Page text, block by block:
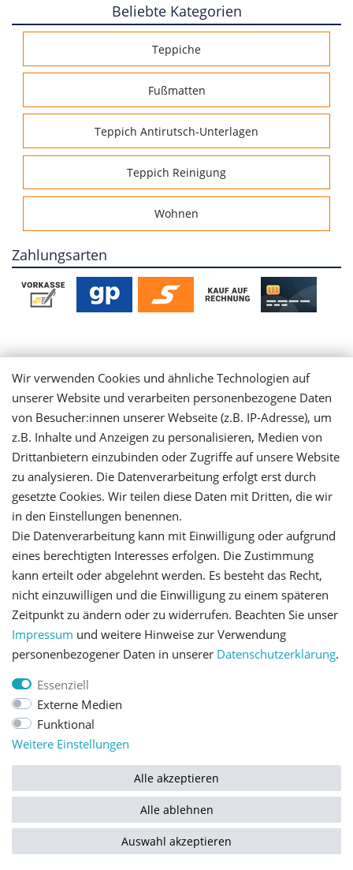
Beliebte Kategorien
Teppiche
Fußmatten
Teppich Antirutsch-Unterlagen
Teppich Reinigung
Wohnen
Zahlungsarten
Mein Konto
Login
Registrieren
Versandinformationen
Let's stay connected
Impressum Daten­schutz­erklärung AGB
Barrierefreiheitserklärung
Vertrag widerrufen Kontakt
© Copyright 2026 | Alle Rechte vorbehalten.
Wir verwenden Cookies und ähnliche Technologien auf
unserer Website und verarbeiten personenbezogene Daten
von Besucher:innen unserer Webseite (z.B. IP-Adresse), um
z.B. Inhalte und Anzeigen zu personalisieren, Medien von
Drittanbietern einzubinden oder Zugriffe auf unsere Website
zu analysieren. Die Datenverarbeitung erfolgt erst durch
gesetzte Cookies. Wir teilen diese Daten mit Dritten, die wir
in den Einstellungen benennen.
Die Datenverarbeitung kann mit Einwilligung oder aufgrund
eines berechtigten Interesses erfolgen. Die Zustimmung
kann erteilt oder abgelehnt werden. Es besteht das Recht,
nicht einzuwilligen und die Einwilligung zu einem späteren
Zeitpunkt zu ändern oder zu widerrufen. Beachten Sie unser
Impressum und weitere Hinweise zur Verwendung
personenbezogener Daten in unserer Daten­schutz­erklärung.
Essenziell
Externe Medien
Funktional
Weitere Einstellungen
Alle akzeptieren
Alle ablehnen
Auswahl akzeptieren